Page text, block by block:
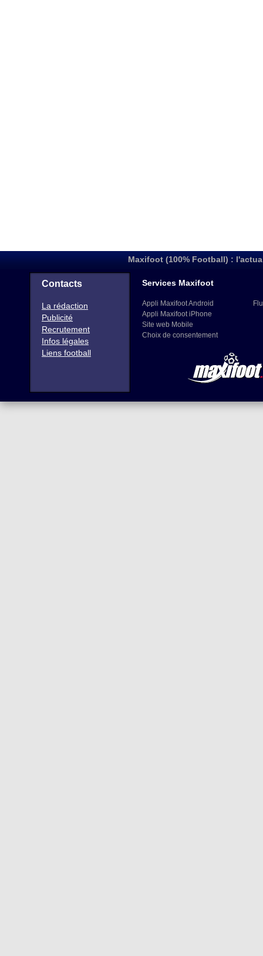
Maxifoot (100% Football) :
Contacts
La rédaction
Publicité
Recrutement
Infos légales
Liens football
Services Maxifoot
Appli Maxifoot Android
Appli Maxifoot iPhone
Site web Mobile
Choix de consentement